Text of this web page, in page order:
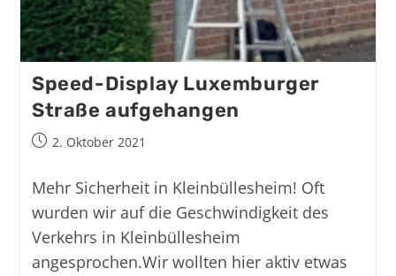
Speed-Display Luxemburger
Straße aufgehangen
2. Oktober 2021
Mehr Sicherheit in Kleinbüllesheim! Oft
wurden wir auf die Geschwindigkeit des
Verkehrs in Kleinbüllesheim
angesprochen.Wir wollten hier aktiv etwas